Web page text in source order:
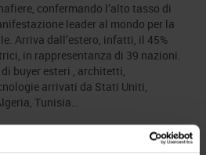
confermando l’alto tasso di
leader al mondo per la
Arriva dall’estero, infatti, il 45%
in rappresentanza di 39 nazioni.
buyer esteri , architetti,
arrivati da Stati Uniti,
Tunisia…